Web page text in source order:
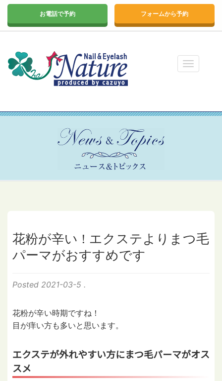
お電話で予約 フォームから予約
花粉が辛い ! エクステよりまつ毛
パーマがおすすめです
Posted 2021-03-5 .
花粉が辛い時期ですね！
目が痒い方も多いと思います。
エクステが外れやすい方にまつ毛パーマがオス
スメ